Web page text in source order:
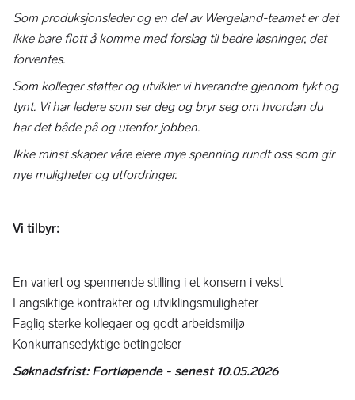
Som produksjonsleder og en del av Wergeland-teamet er det
ikke bare flott å komme med forslag til bedre løsninger, det
forventes.
Som kolleger støtter og utvikler vi hverandre gjennom tykt og
tynt. Vi har ledere som ser deg og bryr seg om hvordan du
har det både på og utenfor jobben.
Ikke minst skaper våre eiere mye spenning rundt oss som gir
nye muligheter og utfordringer.
Vi tilbyr:
En variert og spennende stilling i et konsern i vekst
Langsiktige kontrakter og utviklingsmuligheter
Faglig sterke kollegaer og godt arbeidsmiljø
Konkurransedyktige betingelser
Søknadsfrist: Fortløpende - senest 10.05.2026